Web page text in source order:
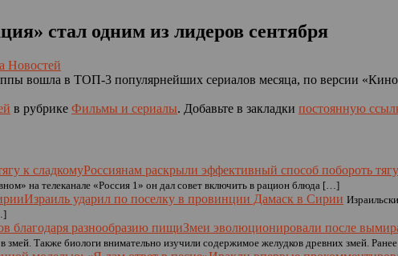
стал одним из лидеров сентября
Новостей
вошла в ТОП-3 популярнейших сериалов месяца, по версии
в рубрике Фильмы и сериалы. Добавьте в закладки постоянную
Россиянам раскрыли эффективный способ побороть
на телеканале «Россия 1» он дал совет включить в рацион блюда […]
Израиль ударил по поселку в провинции Дамаск в Сирии
Змеи эволюционировали после
Также биологи внимательно изучили содержимое желудков древних змей.